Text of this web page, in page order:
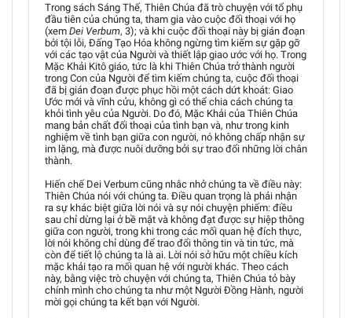
Trong sách Sáng Thế, Thiên Chúa đã trò chuyện với tổ phụ
đầu tiên của chúng ta, tham gia vào cuộc đối thoại với họ
(xem Dei Verbum, 3); và khi cuộc đối thoại này bị gián đoạn
bởi tội lỗi, Đấng Tạo Hóa không ngừng tìm kiếm sự gặp gỡ
với các tạo vật của Người và thiết lập giao ước với họ. Trong
Mặc Khải Kitô giáo, tức là khi Thiên Chúa trở thành người
trong Con của Người để tìm kiếm chúng ta, cuộc đối thoại
đã bị gián đoạn được phục hồi một cách dứt khoát: Giao
Ước mới và vĩnh cửu, không gì có thể chia cách chúng ta
khỏi tình yêu của Người. Do đó, Mặc Khải của Thiên Chúa
mang bản chất đối thoại của tình bạn và, như trong kinh
nghiệm về tình bạn giữa con người, nó không chấp nhận sự
im lặng, mà được nuôi dưỡng bởi sự trao đổi những lời chân
thành.
Hiến chế Dei Verbum cũng nhắc nhở chúng ta về điều này:
Thiên Chúa nói với chúng ta. Điều quan trọng là phải nhận
ra sự khác biệt giữa lời nói và sự nói chuyện phiếm: điều
sau chỉ dừng lại ở bề mặt và không đạt được sự hiệp thông
giữa con người, trong khi trong các mối quan hệ đích thực,
lời nói không chỉ dùng để trao đổi thông tin và tin tức, mà
còn để tiết lộ chúng ta là ai. Lời nói sở hữu một chiều kích
mặc khải tạo ra mối quan hệ với người khác. Theo cách
này, bằng việc trò chuyện với chúng ta, Thiên Chúa tỏ bày
chính mình cho chúng ta như một Người Đồng Hành, người
mời gọi chúng ta kết bạn với Người.